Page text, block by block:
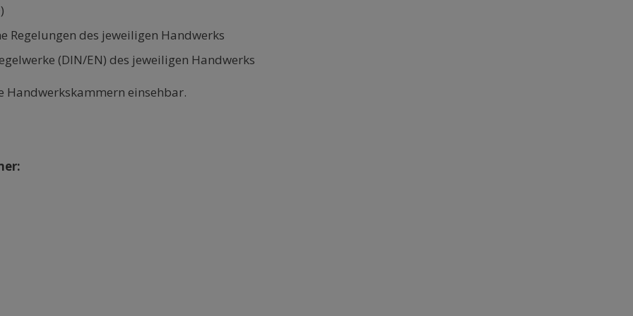
Regelungen des jeweiligen Handwerks
(DIN/EN) des jeweiligen Handwerks
Handwerkskammern einsehbar.